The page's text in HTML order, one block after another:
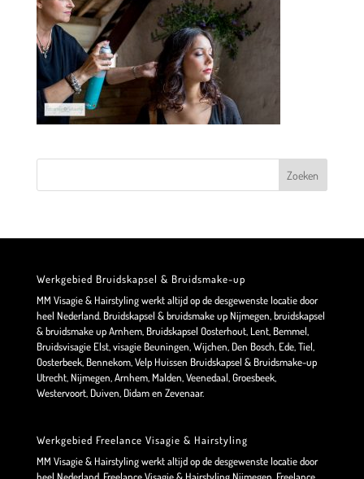
Werkgebied Bruidskapsel & Bruidsmake-up
MM Visagie & Hairstyling werkt altijd op de desgewenste locatie door
heel Nederland. Bruidskapsel & bruidsmake up Nijmegen, bruidskapsel
& bruidsmake up Arnhem, Bruidskapsel Oosterhout, Lent, Bemmel,
Bruidsvisagie Elst, visagie Beuningen, Wijchen, Den Bosch, Ede, Tiel,
Oosterbeek, Bennekom, Velp Huissen Bruidskapsel & Bruidsmake-up
Utrecht, Nijmegen, Arnhem, Malden, Veenedaal, Groesbeek,
Westervoort, Duiven, Didam en Zevenaar.
Werkgebied Freelance Visagie & Hairstyling
MM Visagie & Hairstyling werkt altijd op de desgewenste locatie door